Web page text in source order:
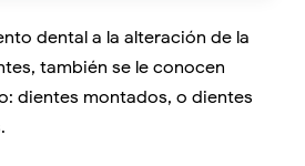
dental a la alteración de la
también se le conocen
dientes montados, o dientes